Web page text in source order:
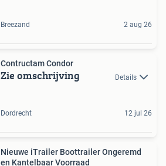
Breezand 2 aug 26
Contructam Condor
Zie omschrijving Details
Dordrecht 12 jul 26
Nieuwe iTrailer Boottrailer Ongeremd
en Kantelbaar Voorraad